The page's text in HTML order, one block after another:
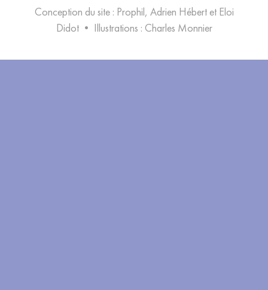
Conception du site : Prophil, Adrien Hébert et Eloi
Didot • Illustrations : Charles Monnier